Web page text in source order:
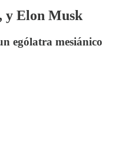
y Elon Musk
ególatra mesiánico